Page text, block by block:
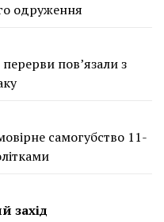
одруження
пов’язали з
самогубство 11-
захід